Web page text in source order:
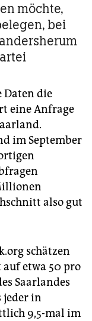
möchte,
bei
Daten die
eine Anfrage
im September
also gut
schätzen
etwa 50 pro
Saarlandes
jeder in
9,5-mal im